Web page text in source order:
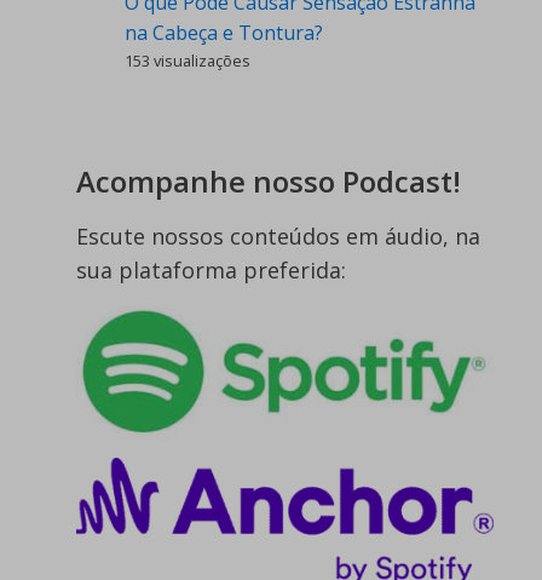
na Cabeça e Tontura?
153 visualizações
Acompanhe nosso Podcast!
Escute nossos conteúdos em áudio, na
sua plataforma preferida: